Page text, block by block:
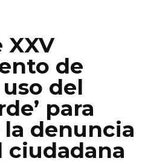
XXV
de
del
para
denuncia